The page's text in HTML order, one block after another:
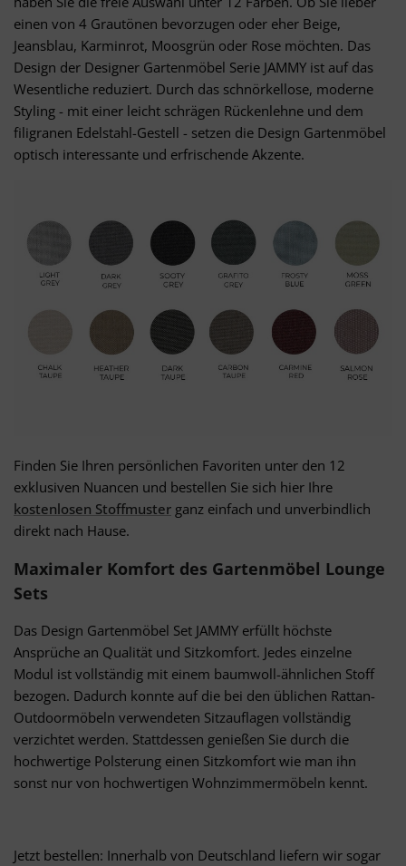
einen von 4 Grautönen bevorzugen oder eher Beige,
Jeansblau, Karminrot, Moosgrün oder Rose möchten. Das
Design der Designer Gartenmöbel Serie JAMMY ist auf das
Wesentliche reduziert. Durch das schnörkellose, moderne
Styling - mit einer leicht schrägen Rückenlehne und dem
filigranen Edelstahl-Gestell - setzen die Design Gartenmöbel
optisch interessante und erfrischende Akzente.
Finden Sie Ihren persönlichen Favoriten unter den 12
exklusiven Nuancen und bestellen Sie sich hier Ihre
kostenlosen Stoffmuster ganz einfach und unverbindlich
direkt nach Hause.
Maximaler Komfort des Gartenmöbel Lounge
Sets
Das Design Gartenmöbel Set JAMMY erfüllt höchste
Ansprüche an Qualität und Sitzkomfort. Jedes einzelne
Modul ist vollständig mit einem baumwoll-ähnlichen Stoff
bezogen. Dadurch konnte auf die bei den üblichen Rattan-
Outdoormöbeln verwendeten Sitzauflagen vollständig
verzichtet werden. Stattdessen genießen Sie durch die
hochwertige Polsterung einen Sitzkomfort wie man ihn
sonst nur von hochwertigen Wohnzimmermöbeln kennt.
Jetzt bestellen: Innerhalb von Deutschland liefern wir sogar